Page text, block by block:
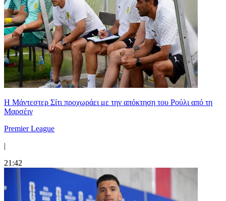
Η Μάντεστερ Σίτι προχωράει με την απόκτηση του Ρούλι από τη
Μαρσέιγ
Premier League
|
21:42